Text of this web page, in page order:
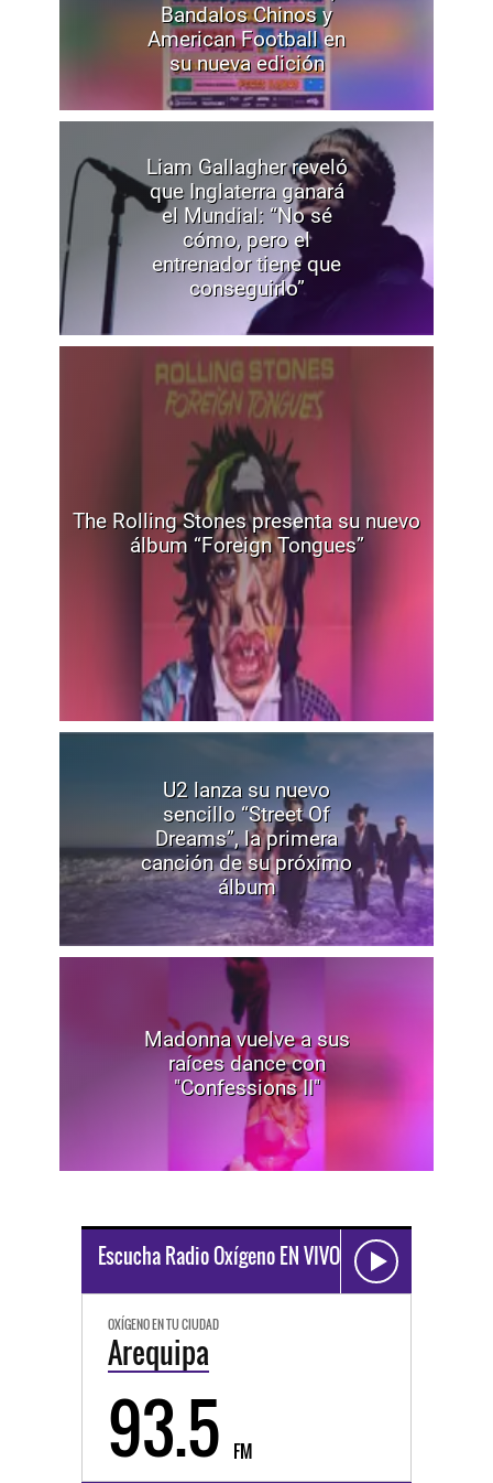
Bandalos Chinos y
American Football en
su nueva edición
Liam Gallagher reveló
que Inglaterra ganará
el Mundial: “No sé
cómo, pero el
entrenador tiene que
conseguirlo”
The Rolling Stones presenta su nuevo
álbum “Foreign Tongues”
U2 lanza su nuevo
sencillo “Street Of
Dreams”, la primera
canción de su próximo
álbum
Madonna vuelve a sus
raíces dance con
"Confessions II"
Escucha Radio Oxígeno EN VIVO
OXÍGENO EN TU CIUDAD
Arequipa
93.5 FM